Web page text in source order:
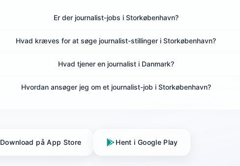
Er der journalist-jobs i Storkøbenhavn?
Hvad kræves for at søge journalist-stillinger i Storkøbenhavn?
Hvad tjener en journalist i Danmark?
Hvordan ansøger jeg om et journalist-job i Storkøbenhavn?
Download på App Store Hent i Google Play